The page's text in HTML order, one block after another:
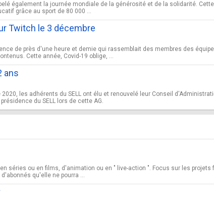
également la journée mondiale de la générosité et de la solidarité.
grâce au sport de 80 000 ...
Twitch le 3 décembre
de près d'une heure et demie qui rassemblait des membres des
Cette année, Covid-19 oblige, ...
ans
les adhérents du SELL ont élu et renouvelé leur Conseil
du SELL lors de cette AG.
séries ou en films, d'animation ou en " live-action ". Focus sur les
qu'elle ne pourra ...